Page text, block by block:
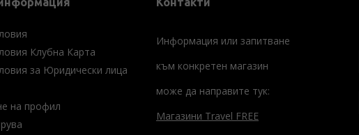
Клубна Карта
за Юридически лица
на профил
Информация или запитване
към конкретен магазин
може да направите тук:
Магазини Travel FREE